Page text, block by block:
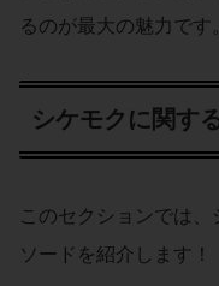
るのが最大の魅力です
シケモクに関す
このセクションでは
ソードを紹介します！